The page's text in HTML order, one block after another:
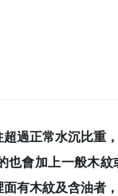
過正常水沉比重
也會加上一般木
有木紋及含油者，